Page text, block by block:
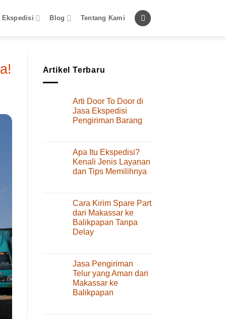
Ekspedisi Blog Tentang Kami
Artikel Terbaru
Arti Door To Door di
Jasa Ekspedisi
Pengiriman Barang
Door
Door
di
Pengiriman
Apa Itu Ekspedisi?
Kenali Jenis Layanan
dan Tips Memilihnya
Kenali
Jenis
Cara Kirim Spare Part
dari Makassar ke
Balikpapan Tanpa
Delay
Spare
Part
Jasa Pengiriman
Telur yang Aman dari
Makassar ke
Balikpapan